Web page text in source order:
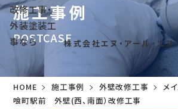
株式会社エヌ・アール・エヌ
施工事例
POSTCASE
HOME 施工事例 外壁改修工事
メ
喰町駅前 外壁(西、南面）改修工事